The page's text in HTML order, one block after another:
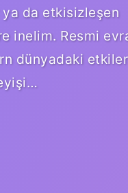
da etkisizleşen
inelim. Resmi
dünyadaki